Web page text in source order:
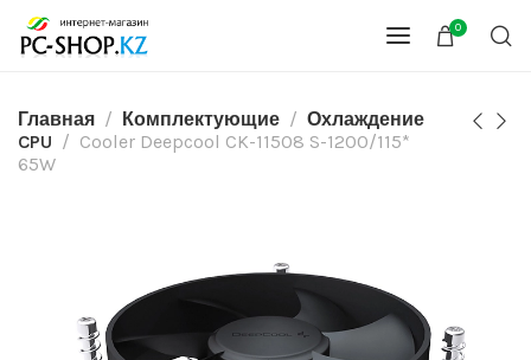
0
Главная Комплектующие
Охлаждение
CPU
Cooler Deepcool CK-11508 S-1200/115*
65W